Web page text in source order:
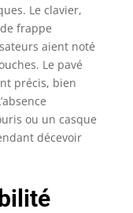
Le clavier,
frappe
aient noté
Le pavé
précis, bien
ou un casque
décevoir